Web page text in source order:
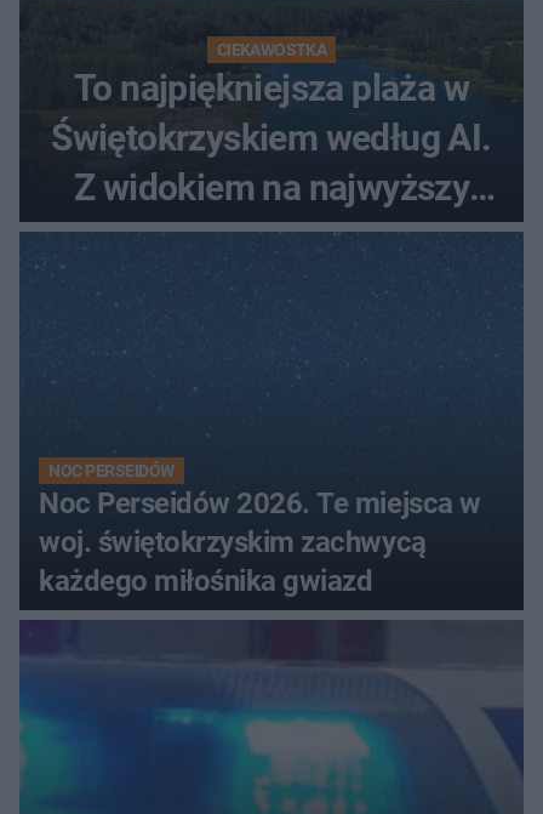
CIEKAWOSTKA
To najpiękniejsza plaża w
Świętokrzyskiem według AI.
Z widokiem na najwyższy
szczyt Gór Świętokrzyskich
NOC PERSEIDÓW
Noc Perseidów 2026. Te miejsca w
woj. świętokrzyskim zachwycą
każdego miłośnika gwiazd